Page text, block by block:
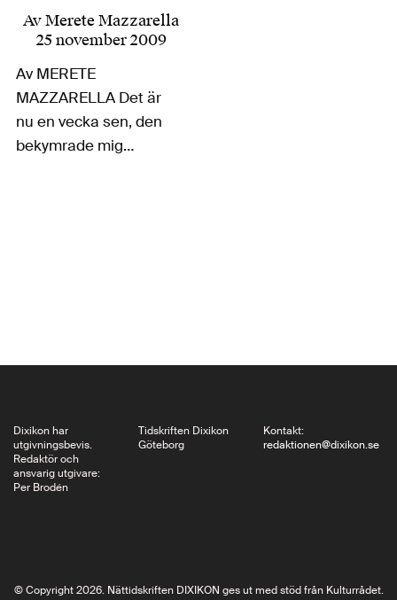
AvMerete Mazzarella
25 november 2009
Av MERETE
MAZZARELLA Det är
nu en vecka sen, den
bekymrade mig
Dixikon har
utgivningsbevis.
Redaktör och
ansvarig utgivare:
Per Brodén
Tidskriften Dixikon
Göteborg
Kontakt:
redaktionen@dixikon.se
© Copyright 2026. Nättidskriften DIXIKON ges ut med stöd från Kulturrådet.